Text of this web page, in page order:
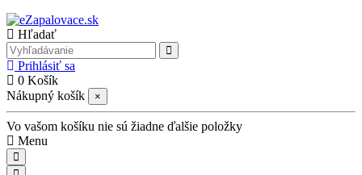
Hľadať
Prihlásiť sa
0 Košík
Nákupný košík
×
Vo vašom košíku nie sú žiadne ďalšie položky
Menu